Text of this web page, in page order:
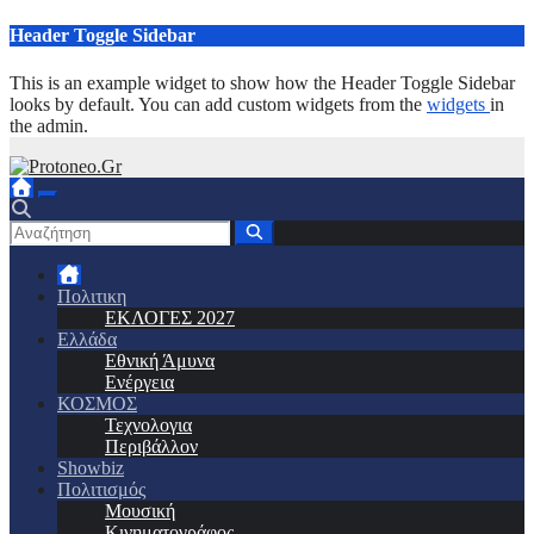
Μετάβαση
περιεχόμενο
Header Toggle Sidebar
This is an example widget to show how the Header Toggle Sidebar
looks by default. You can add custom widgets from the widgets in
the admin.
Πολιτικη
ΕΚΛΟΓΕΣ 2027
Ελλάδα
Εθνική Άμυνα
Ενέργεια
ΚΟΣΜΟΣ
Τεχνολογια
Περιβάλλον
Showbiz
Πολιτισμός
Μουσική